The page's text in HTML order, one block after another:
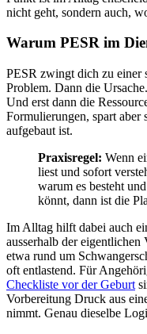
nicht geht, sondern auch,
Warum PESR im
PESR zwingt dich zu einer
Problem. Dann die
Und erst dann die
Formulierungen, spart aber
aufgebaut ist.
Praxisregel: Wenn
liest und sofort
warum es besteht
könnt, dann ist die
Im Alltag hilft dabei auch
ausserhalb der eigentlichen
etwa rund um
oft entlastend. Für
Checkliste vor der Geburt
Vorbereitung Druck aus
nimmt. Genau dieselbe